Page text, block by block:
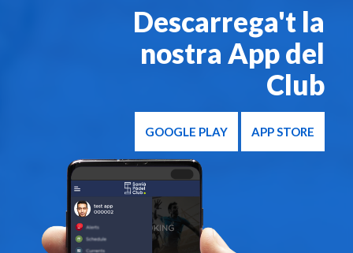
Descarrega't la
nostra App del
Club
GOOGLE PLAY APP STORE